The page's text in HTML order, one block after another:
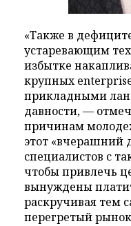
«Также в
устаревающим
избытке
крупных
прикладными
давности, —
причинам
этот «вчерашний
специалистов с
чтобы привлечь
вынуждены
раскручивая тем
перегретый